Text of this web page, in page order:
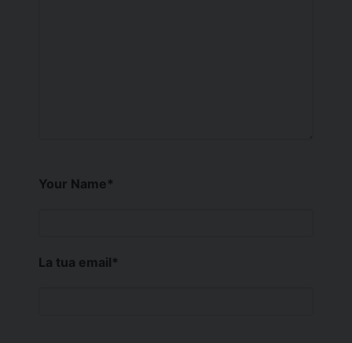
Your Name*
La tua email*